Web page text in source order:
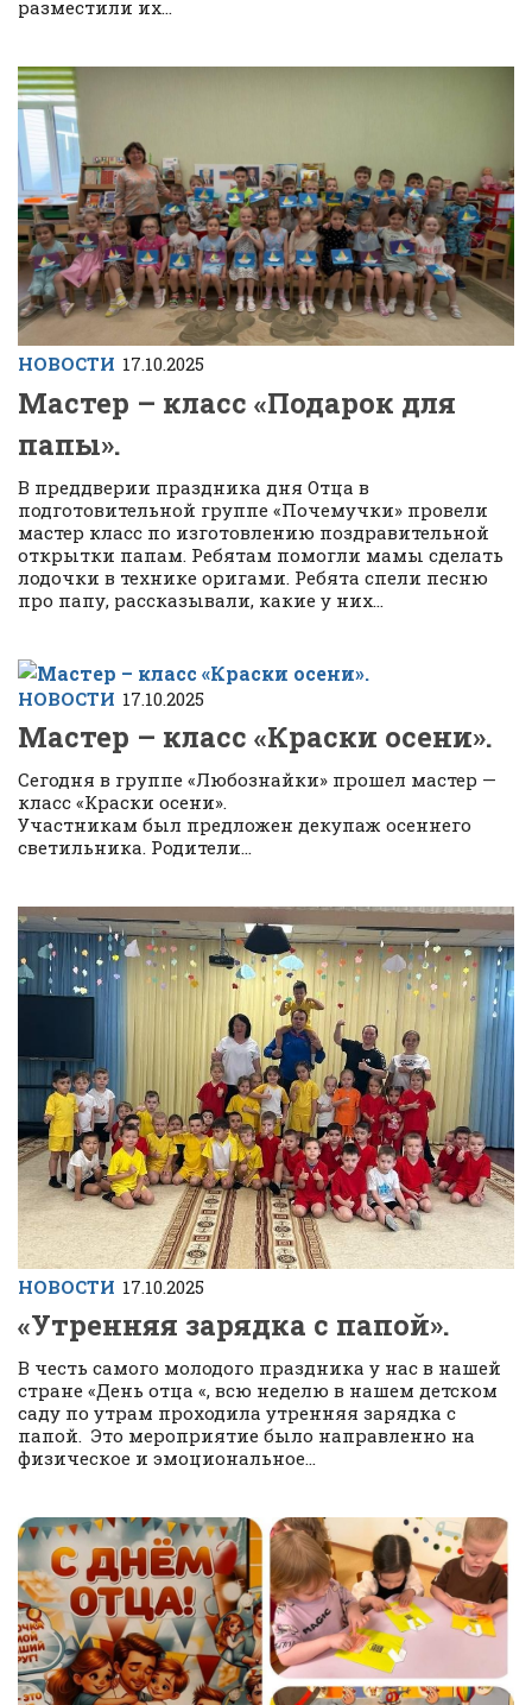
разместили их...
НОВОСТИ 17.10.2025
Мастер – класс «Подарок для
папы».
В преддверии праздника дня Отца в
подготовительной группе «Почемучки» провели
мастер класс по изготовлению поздравительной
открытки папам. Ребятам помогли мамы сделать
лодочки в технике оригами. Ребята спели песню
про папу, рассказывали, какие у них...
НОВОСТИ 17.10.2025
Мастер – класс «Краски осени».
Сегодня в группе «Любознайки» прошел мастер —
класс «Краски осени».
Участникам был предложен декупаж осеннего
светильника. Родители...
НОВОСТИ 17.10.2025
«Утренняя зарядка с папой».
В честь самого молодого праздника у нас в нашей
стране «День отца «, всю неделю в нашем детском
саду по утрам проходила утренняя зарядка с
папой. Это мероприятие было направленно на
физическое и эмоциональное...